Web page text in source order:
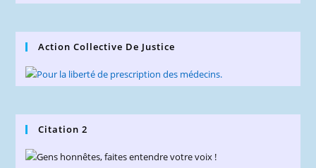
Action Collective De Justice
Citation 2